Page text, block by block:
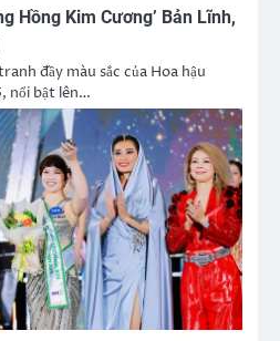
Hồng Kim Cương’ Bản Lĩnh,
đầy màu sắc của Hoa hậu
nổi bật lên…